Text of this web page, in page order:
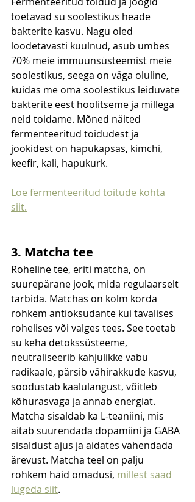
toetavad su soolestikus heade
bakterite kasvu. Nagu oled
loodetavasti kuulnud, asub umbes
70% meie immuunsüsteemist meie
soolestikus, seega on väga oluline,
kuidas me oma soolestikus leiduvate
bakterite eest hoolitseme ja millega
neid toidame. Mõned näited
fermenteeritud toidudest ja
jookidest on hapukapsas, kimchi,
keefir, kali, hapukurk.
Loe fermenteeritud toitude kohta
siit.
3. Matcha tee
Roheline tee, eriti matcha, on
suurepärane jook, mida regulaarselt
tarbida. Matchas on kolm korda
rohkem antioksüdante kui tavalises
rohelises või valges tees. See toetab
su keha detokssüsteeme,
neutraliseerib kahjulikke vabu
radikaale, pärsib vähirakkude kasvu,
soodustab kaalulangust, võitleb
kõhurasvaga ja annab energiat.
Matcha sisaldab ka L-teaniini, mis
aitab suurendada dopamiini ja GABA
sisaldust ajus ja aidates vähendada
ärevust. Matcha teel on palju
rohkem häid omadusi, millest saad
lugeda siit.